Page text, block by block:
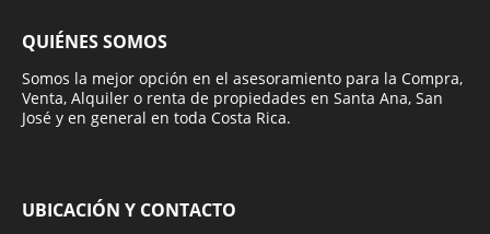
QUIÉNES SOMOS
Somos la mejor opción en el asesoramiento para la Compra,
Venta, Alquiler o renta de propiedades en Santa Ana, San
José y en general en toda Costa Rica.
UBICACIÓN Y CONTACTO